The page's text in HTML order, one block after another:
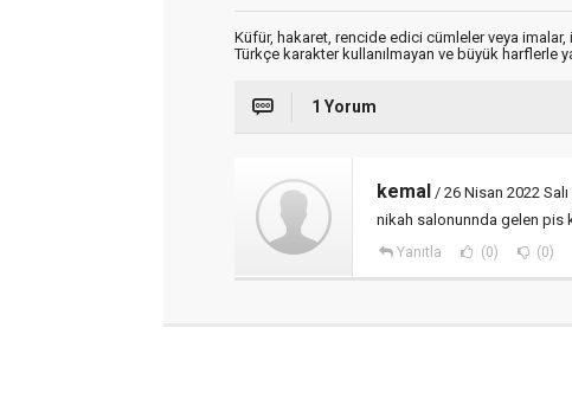
Küfür, hakaret, rencide edici cümleler veya imalar,
Türkçe karakter kullanılmayan ve büyük harflerle
1 Yorum
kemal / 26 Nisan 2022 Salı
nikah salonunnda gelen pis
Yanıtla (0) (0)